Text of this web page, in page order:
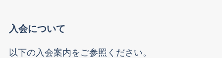
入会について
以下の入会案内をご参照ください。